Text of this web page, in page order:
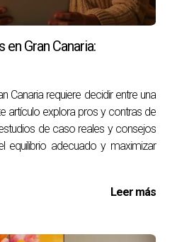
y ROI. Comparar
del sector también puede
en los resultados?
fluctuaciones en los resultados
externos e internos. Lo
y ajustar las estrategias
Gran Canaria:
Canaria requiere decidir entre una
artículo explora pros y contras de
de caso reales y consejos
equilibrio adecuado y maximizar
Leer más